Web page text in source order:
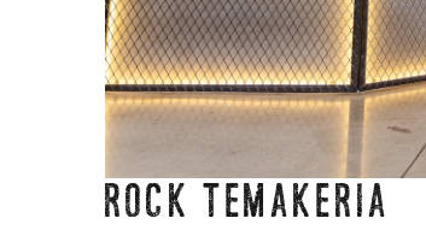
ROCK TEMAKERIA